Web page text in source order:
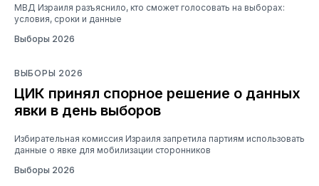
МВД Израиля разъяснило, кто сможет голосовать на выборах:
условия, сроки и данные
Выборы 2026
ВЫБОРЫ 2026
ЦИК принял спорное решение о данных
явки в день выборов
Избирательная комиссия Израиля запретила партиям использовать
данные о явке для мобилизации сторонников
Выборы 2026